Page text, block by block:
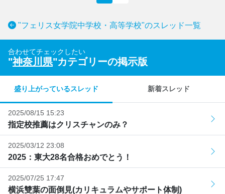
"フェリス女学院中学校・高等学校"のスレッド一覧
合わせてチェックしたい
"神奈川県"カテゴリーの掲示版
盛り上がっているスレッド 新着スレッド
2025/08/15 15:23
指定校推薦はクリスチャンのみ？
2025/03/12 23:08
2025：東大28名合格おめでとう！
2025/07/25 17:47
横浜雙葉の面倒見(カリキュラムやサポート体制)